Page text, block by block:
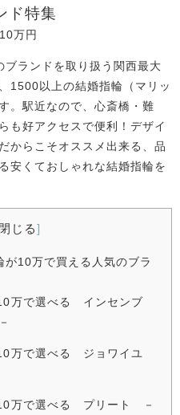
ド特集
ランドを取り扱う関西最大
1500以上の結婚指輪（マリッ
。駅近なので、心斎橋・難
も好アクセスで便利！デザイ
からこそオススメ出来る、品
安くておしゃれな結婚指輪を
閉じる]
10万で買える人気のブラ
万で選べる インセンブ
万で選べる ジョワイユ
万で選べる プリート －